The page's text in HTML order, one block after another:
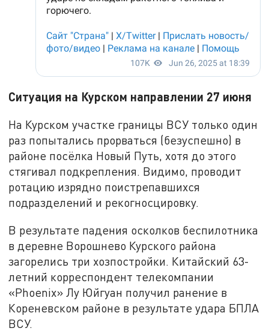
Ситуация на Курском направлении 27 июня
На Курском участке границы ВСУ только один
раз попытались прорваться (безуспешно) в
районе посёлка Новый Путь, хотя до этого
стягивал подкрепления. Видимо, проводит
ротацию изрядно поистрепавшихся
подразделений и рекогносцировку.
В результате падения осколков беспилотника
в деревне Ворошнево Курского района
загорелись три хозпостройки. Китайский 63-
летний корреспондент телекомпании
«Phoenix» Лу Юйгуан получил ранение в
Кореневском районе в результате удара БПЛА
ВСУ.